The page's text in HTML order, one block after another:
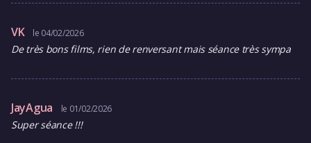
VK le 04/02/2026
De très bons films, rien de renversant mais séance très sympa
JayAgua le 01/02/2026
Super séance !!!